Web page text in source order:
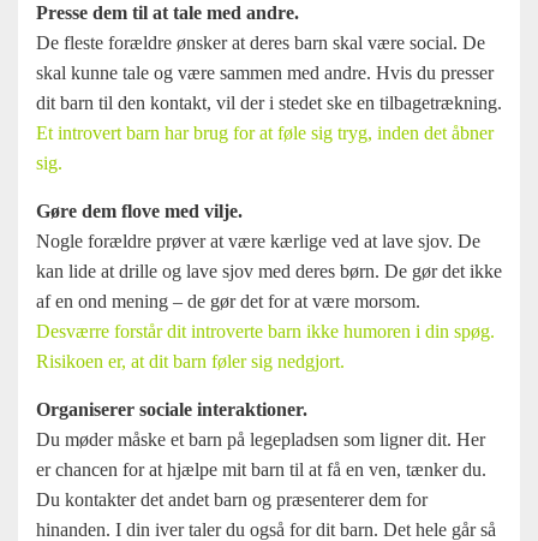
Presse dem til at tale med andre.
De fleste forældre ønsker at deres barn skal være social. De
skal kunne tale og være sammen med andre. Hvis du presser
dit barn til den kontakt, vil der i stedet ske en tilbagetrækning.
Et introvert barn har brug for at føle sig tryg, inden det åbner
sig.
Gøre dem flove med vilje.
Nogle forældre prøver at være kærlige ved at lave sjov. De
kan lide at drille og lave sjov med deres børn. De gør det ikke
af en ond mening – de gør det for at være morsom.
Desværre forstår dit introverte barn ikke humoren i din spøg.
Risikoen er, at dit barn føler sig nedgjort.
Organiserer sociale interaktioner.
Du møder måske et barn på legepladsen som ligner dit. Her
er chancen for at hjælpe mit barn til at få en ven, tænker du.
Du kontakter det andet barn og præsenterer dem for
hinanden. I din iver taler du også for dit barn. Det hele går så